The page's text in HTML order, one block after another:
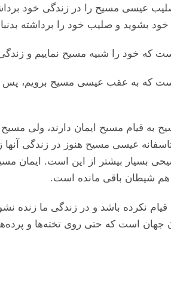
عیسی مسیح را در زندگی خود
بشوید و صلیب خود را برداشته بدنبال من
که خود را شبیه مسیح نماییم و
است که به عقب عیسی مسیح برویم،
به قیام مسیح ایمان دارند، ولی
عیسی مسیح هنوز در زندگی
بسیار بیشتر از این است. ایمان
هم شیطان باقی مانده است.
قیام نکرده باشد و در زندگی ما
جهان است که حتی روی تخته‌ها و